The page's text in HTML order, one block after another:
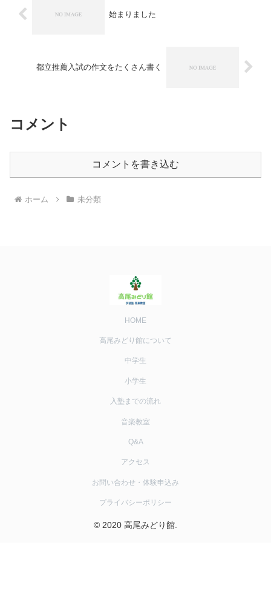
始まりました
都立推薦入試の作文をたくさん書く
コメント
コメントを書き込む
ホーム 未分類
HOME
高尾みどり館について
中学生
小学生
入塾までの流れ
音楽教室
Q&A
アクセス
お問い合わせ・体験申込み
プライバシーポリシー
© 2020 高尾みどり館.